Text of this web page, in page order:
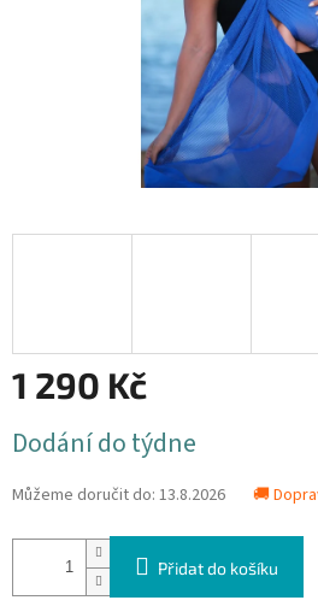
1 290 Kč
cena:
Dodání do týdne
Můžeme doručit do: 13.8.2026 🚚
Přidat do košíku